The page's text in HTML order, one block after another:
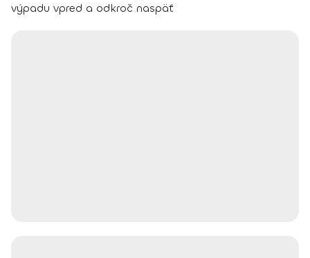
výpadu vpred a odkroč naspäť